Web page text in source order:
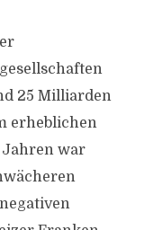
25 Milliarden
erheblichen
war